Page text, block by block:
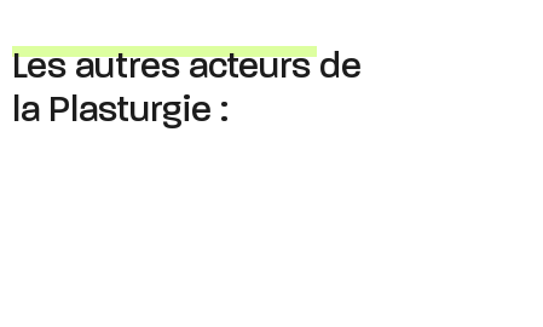
Les autres acteurs de
la Plasturgie :